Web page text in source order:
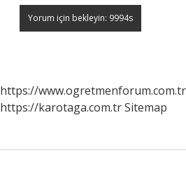
https://www.ogretmenforum.com.tr
https://karotaga.com.trSitemap